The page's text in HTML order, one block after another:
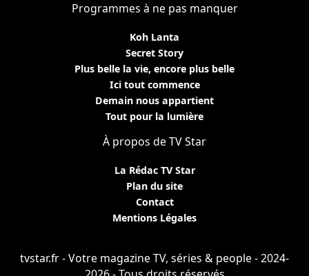
Programmes à ne pas manquer
Koh Lanta
Secret Story
Plus belle la vie, encore plus belle
Ici tout commence
Demain nous appartient
Tout pour la lumière
À propos de TV Star
La Rédac TV Star
Plan du site
Contact
Mentions Légales
tvstar.fr - Votre magazine TV, séries & people - 2024-